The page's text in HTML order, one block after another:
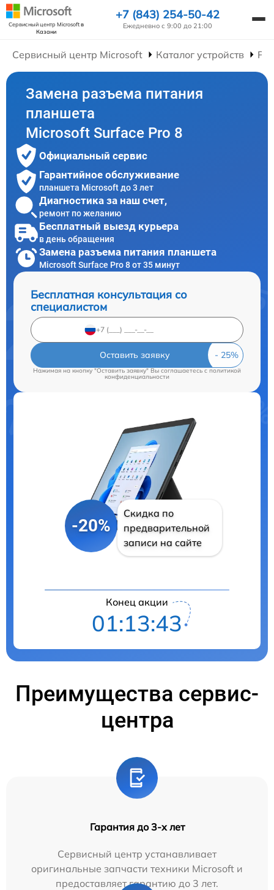
Сервисный центр Microsoftв
Казани
+7 (843) 254-50-42
Ежедневно с 9:00 до 21:00
Сервисный центр Microsoft Каталог устройств
Замена разъема питания
планшета
Microsoft Surface Pro 8
Официальный сервис
Гарантийное обслуживание
планшета Microsoft до 3 лет
Диагностика за наш счет,
ремонт по желанию
Бесплатный выезд курьера
в день обращения
Замена разъема питания планшета
Microsoft Surface Pro 8 от 35 минут
Бесплатная консультация со
специалистом
Оставить заявку
Нажимая на кнопку "Оставить заявку" Вы соглашаетесь cполитикой
конфиденциальности
-20%
Скидка по
предварительной
записи на сайте
Конец акции
01:13:42
Преимущества сервис-
центра
Гарантия до 3-х лет
Сервисный центр устанавливает
оригинальные запчасти техники Microsoft и
предоставляет гарантию до 3 лет.